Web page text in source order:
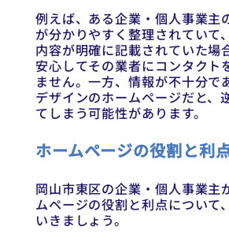
例えば、ある企業・個人事業主
が分かりやすく整理されていて
内容が明確に記載されていた場
安心してその業者にコンタクト
ません。一方、情報が不十分で
デザインのホームページだと、
てしまう可能性があります。
ホームページの役割と利
岡山市東区の企業・個人事業主
ムページの役割と利点について
いきましょう。